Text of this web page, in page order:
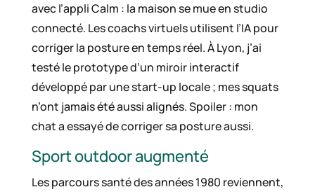
avec l’appli Calm : la maison se mue en studio
connecté. Les coachs virtuels utilisent l’IA pour
corriger la posture en temps réel. À Lyon, j’ai
testé le prototype d’un miroir interactif
développé par une start-up locale ; mes squats
n’ont jamais été aussi alignés. Spoiler : mon
chat a essayé de corriger sa posture aussi.
Sport outdoor augmenté
Les parcours santé des années 1980 reviennent,